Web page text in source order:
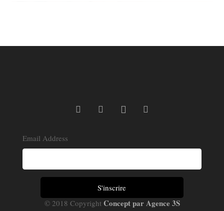
Email Address
© 2018 Copyright Concept par Agence 3S